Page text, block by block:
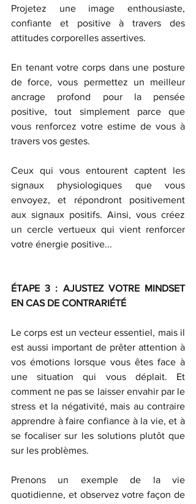
Projetez une image enthousiaste,
confiante et positive à travers des
attitudes corporelles assertives.
En tenant votre corps dans une posture
de force, vous permettez un meilleur
ancrage profond pour la pensée
positive, tout simplement parce que
vous renforcez votre estime de vous à
travers vos gestes.
Ceux qui vous entourent captent les
signaux physiologiques que vous
envoyez, et répondront positivement
aux signaux positifs. Ainsi, vous créez
un cercle vertueux qui vient renforcer
votre énergie positive...
ÉTAPE 3 : AJUSTEZ VOTRE MINDSET
EN CAS DE CONTRARIÉTÉ
Le corps est un vecteur essentiel, mais il
est aussi important de prêter attention à
vos émotions lorsque vous êtes face à
une situation qui vous déplait. Et
comment ne pas se laisser envahir par le
stress et la négativité, mais au contraire
apprendre à faire confiance à la vie, et à
se focaliser sur les solutions plutôt que
sur les problèmes.
Prenons un exemple de la vie
quotidienne, et observez votre façon de